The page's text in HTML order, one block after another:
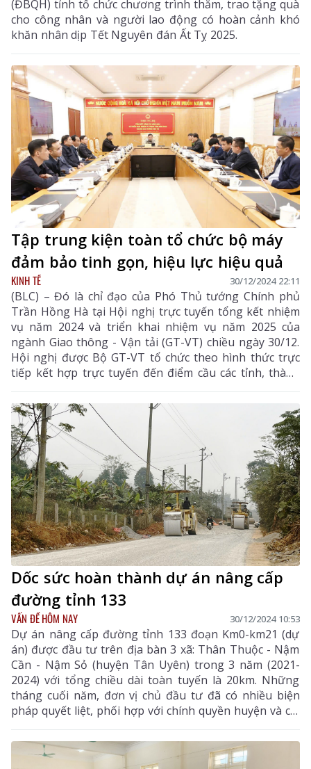
(ĐBQH) tỉnh tổ chức chương trình thăm, trao tặng quà
cho công nhân và người lao động có hoàn cảnh khó
khăn nhân dịp Tết Nguyên đán Ất Tỵ 2025.
Tập trung kiện toàn tổ chức bộ máy
đảm bảo tinh gọn, hiệu lực hiệu quả
KINH TẾ 30/12/2024 22:11
(BLC) – Đó là chỉ đạo của Phó Thủ tướng Chính phủ
Trần Hồng Hà tại Hội nghị trực tuyến tổng kết nhiệm
vụ năm 2024 và triển khai nhiệm vụ năm 2025 của
ngành Giao thông - Vận tải (GT-VT) chiều ngày 30/12.
Hội nghị được Bộ GT-VT tổ chức theo hình thức trực
tiếp kết hợp trực tuyến đến điểm cầu các tỉnh, thành
phố trong cả nước.
Dốc sức hoàn thành dự án nâng cấp
đường tỉnh 133
VẤN ĐỀ HÔM NAY 30/12/2024 10:53
Dự án nâng cấp đường tỉnh 133 đoạn Km0-km21 (dự
án) được đầu tư trên địa bàn 3 xã: Thân Thuộc - Nậm
Cần - Nậm Sỏ (huyện Tân Uyên) trong 3 năm (2021-
2024) với tổng chiều dài toàn tuyến là 20km. Những
tháng cuối năm, đơn vị chủ đầu tư đã có nhiều biện
pháp quyết liệt, phối hợp với chính quyền huyện và chỉ
đạo đơn vị nhà thầu dồn lực thực hiện.